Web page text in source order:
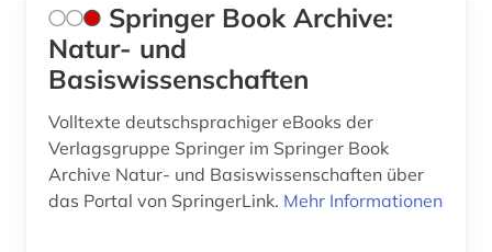
Springer Book Archive:
Natur- und
Basiswissenschaften
Volltexte deutschsprachiger eBooks der
Verlagsgruppe Springer im Springer Book
Archive Natur- und Basiswissenschaften über
das Portal von SpringerLink. Mehr Informationen